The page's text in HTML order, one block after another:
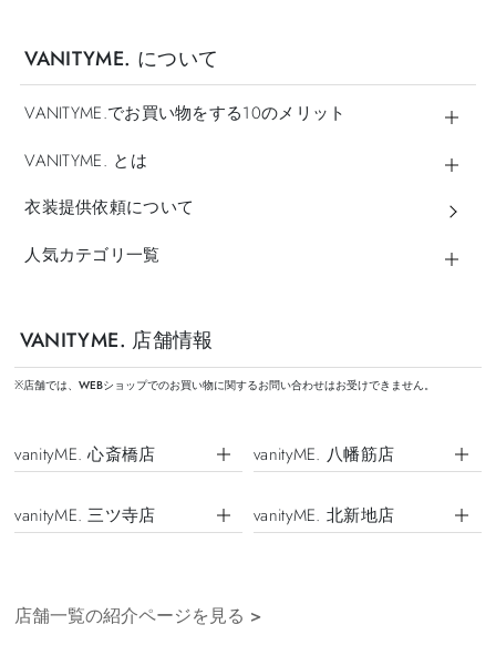
VANITYME. について
VANITYME.でお買い物をする10のメリット
VANITYME. とは
衣装提供依頼について
人気カテゴリ一覧
VANITYME. 店舗情報
※店舗では、WEBショップでのお買い物に関するお問い合わせはお受けできません。
vanityME. 心斎橋店 vanityME. 八幡筋店
vanityME. 三ツ寺店 vanityME. 北新地店
店舗一覧の紹介ページを見る >